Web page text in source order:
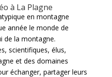
à La Plagne
en montagne
année le monde de
de la montagne.
scientifiques, élus,
et des domaines
échanger, partager leurs